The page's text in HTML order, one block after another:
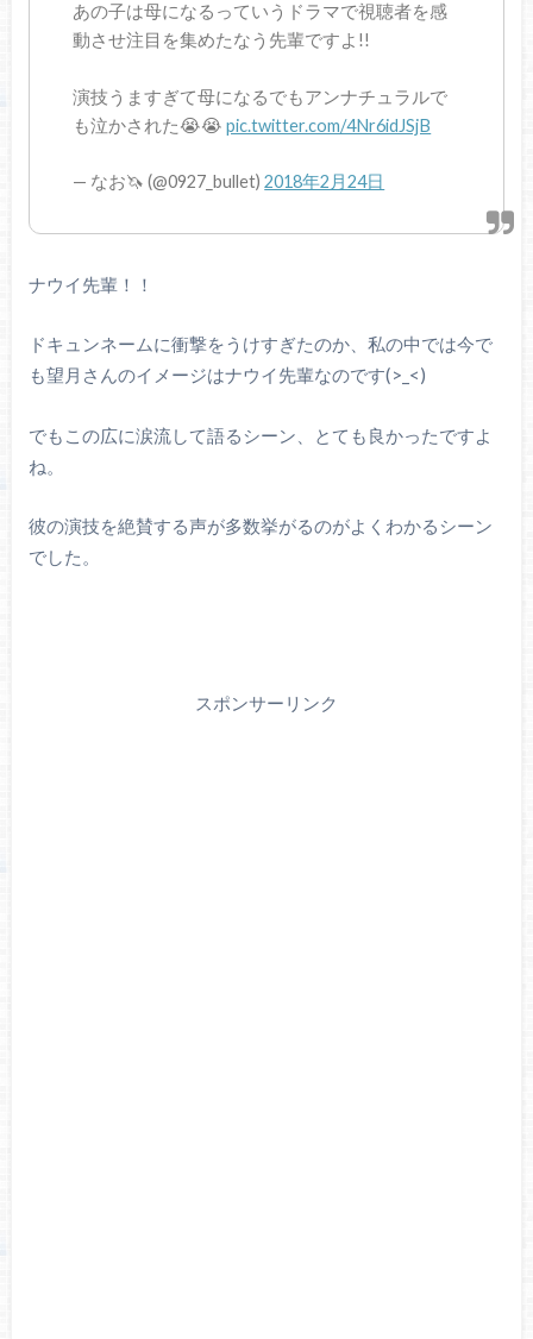
あの子は母になるっていうドラマで視聴者を感
動させ注目を集めたなう先輩ですよ!!
演技うますぎて母になるでもアンナチュラルで
も泣かされた😭😭pic.twitter.com/4Nr6idJSjB
— なお🦄 (@0927_bullet)2018年2月24日
ナウイ先輩！！
ドキュンネームに衝撃をうけすぎたのか、私の中では今で
も望月さんのイメージはナウイ先輩なのです(>_<)
でもこの広に涙流して語るシーン、とても良かったですよ
ね。
彼の演技を絶賛する声が多数挙がるのがよくわかるシーン
でした。
スポンサーリンク